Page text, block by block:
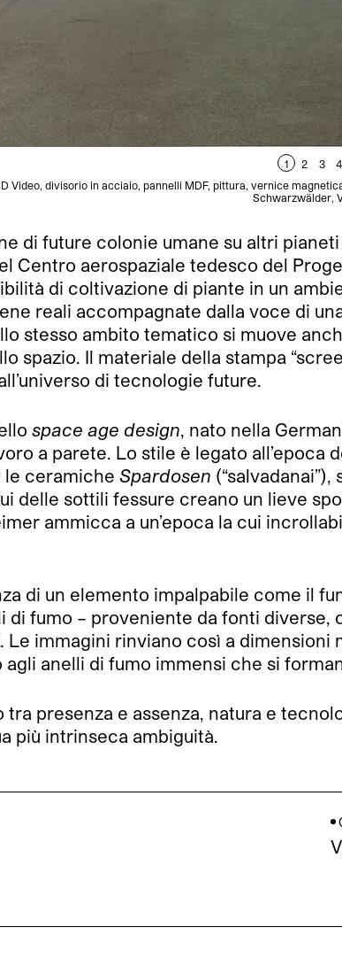
1 2 3
4
Video, divisorio in acciaio, pannelli MDF, pittura, vernice
Schwarzwälder,
di future colonie umane su altri
aerospaziale tedesco del
di coltivazione di piante in un
reali accompagnate dalla voce di
stesso ambito tematico si muove
spazio. Il materiale della stampa
di tecnologie future.
space age design , nato nella
a parete. Lo stile è legato
le ceramiche Spardosen
delle sottili fessure creano un lieve
ammicca a un’epoca la cui
di un elemento impalpabile come il
fumo – proveniente da fonti
Le immagini rinviano così a
anelli di fumo immensi che si
tra presenza e assenza, natura e
più intrinseca ambiguità.